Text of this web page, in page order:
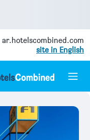
ar.hotelscombined.com
site in English